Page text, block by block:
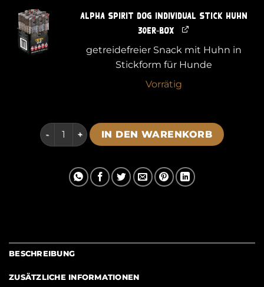
alpha spirit Dog Individual Stick Huhn
30er-Box
getreidefreier Snack mit Huhn in
Stickform für Hunde
Vorrätig
alpha spirit Dog Individual Stick Sparpaket 1
IN DEN WARENKORB
BESCHREIBUNG
ZUSÄTZLICHE INFORMATIONEN